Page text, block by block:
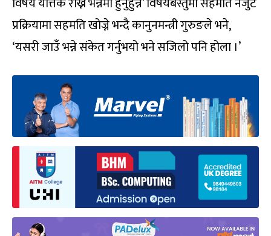
प्रक्रियामा सहमति खोज्ने भन्दै कानुनमन्त्री गुरुङले भने,
‘यसरी जाउँ भन्ने संकेत गर्नुभयो भने सजिलो पनि होला ।’